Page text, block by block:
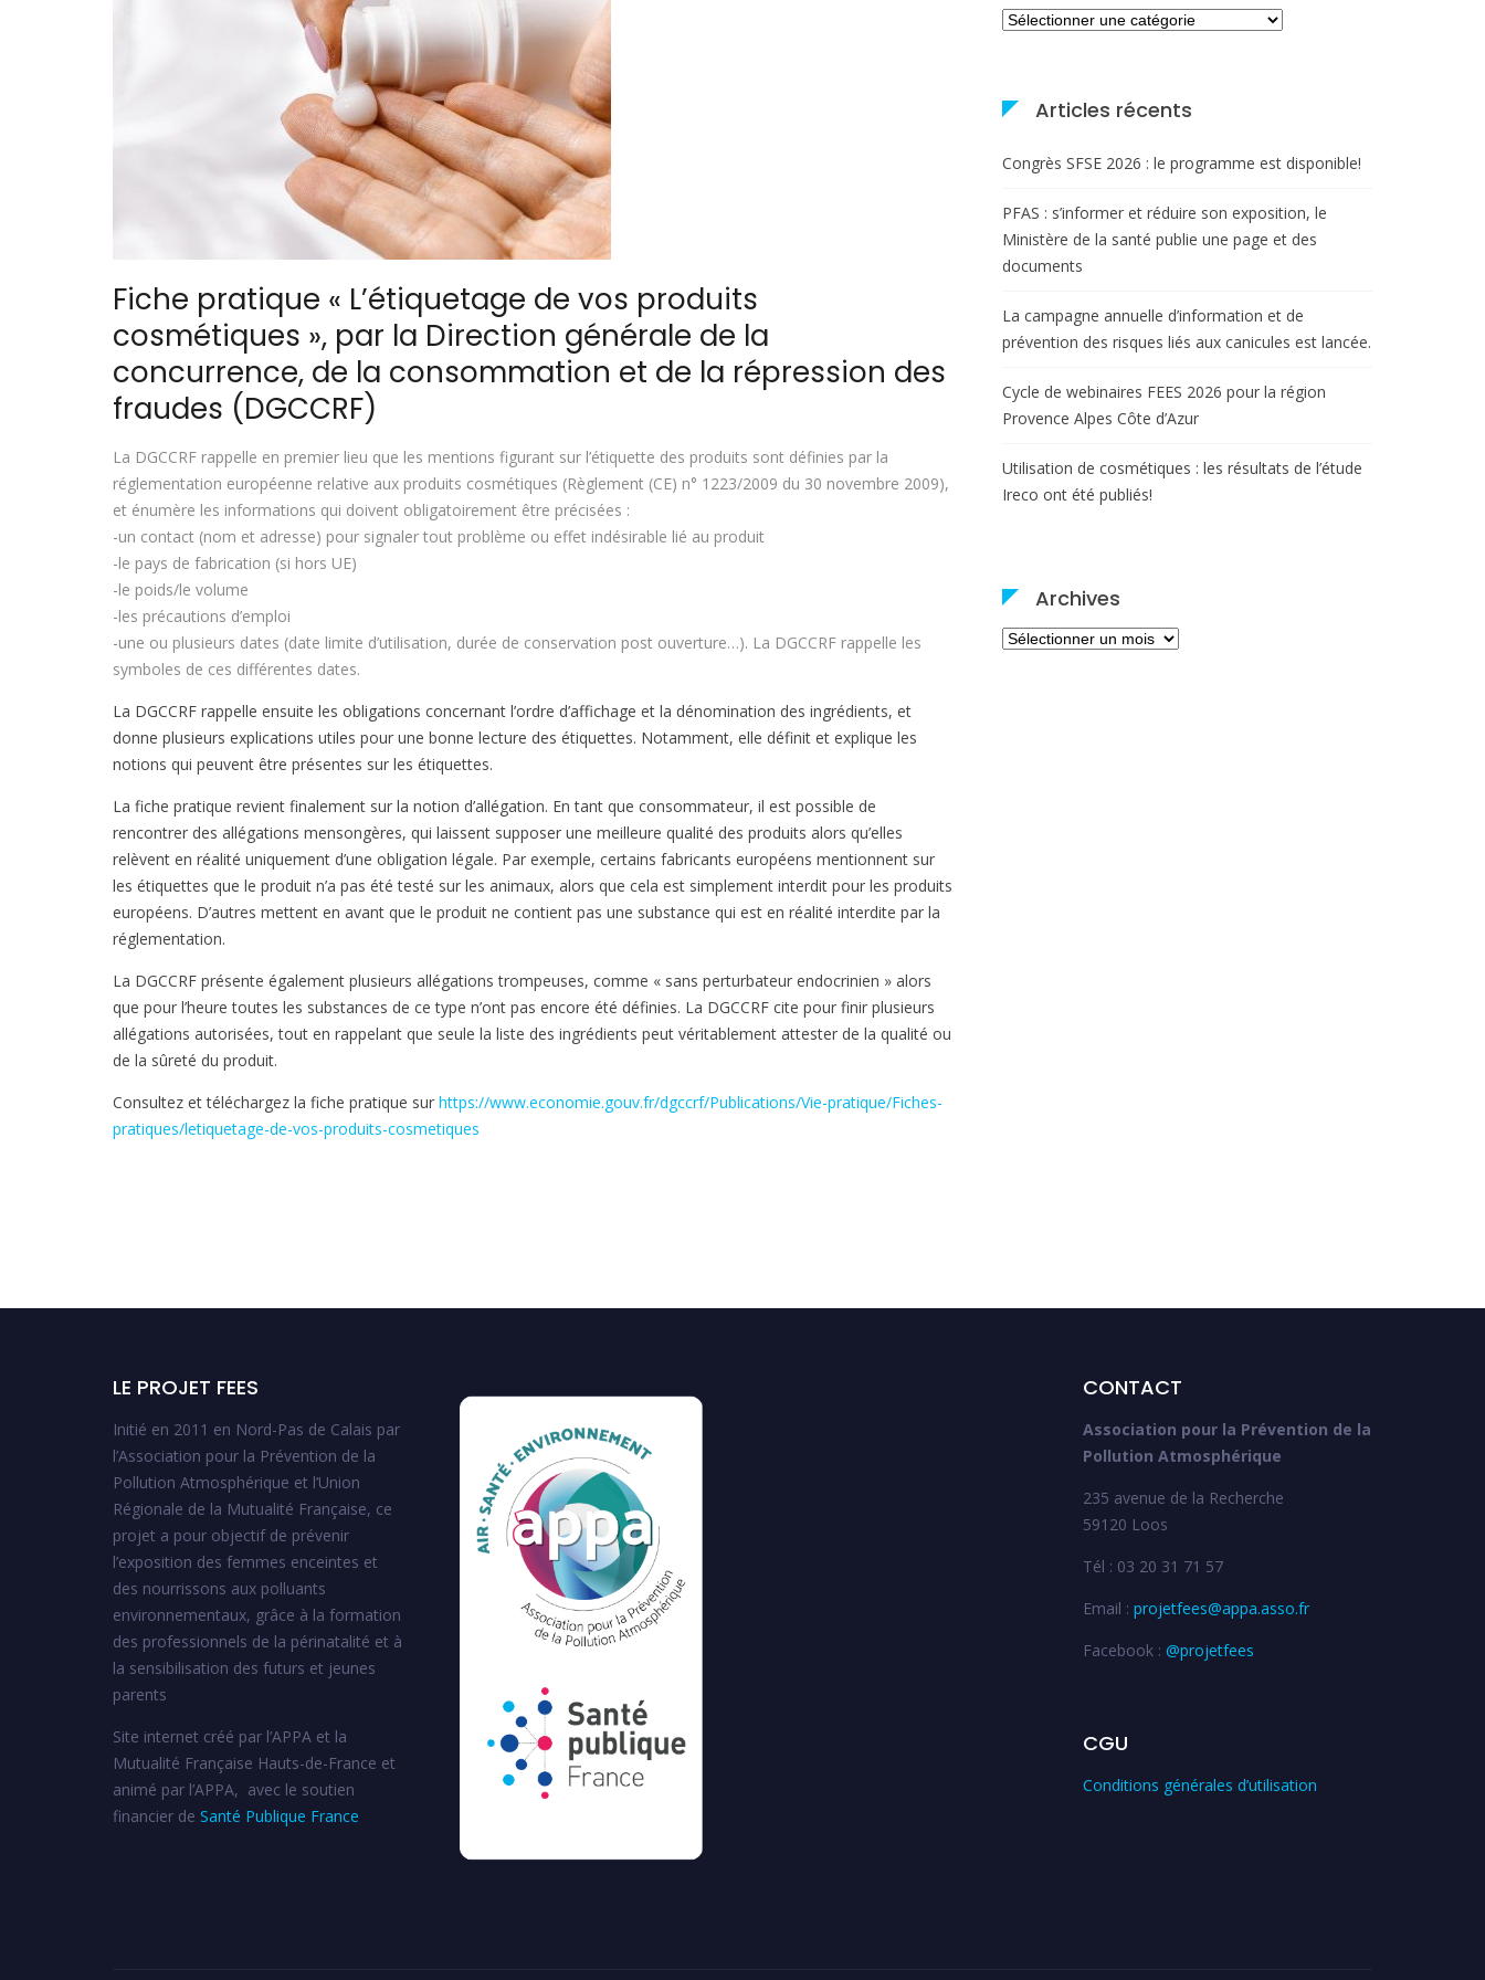
Fiche pratique « L’étiquetage de vos produits
cosmétiques », par la Direction générale de la
concurrence, de la consommation et de la répression des
fraudes (DGCCRF)
La DGCCRF rappelle en premier lieu que les mentions figurant sur l’étiquette des produits sont définies par la
réglementation européenne relative aux produits cosmétiques (Règlement (CE) n° 1223/2009 du 30 novembre 2009),
et énumère les informations qui doivent obligatoirement être précisées :
-un contact (nom et adresse) pour signaler tout problème ou effet indésirable lié au produit
-le pays de fabrication (si hors UE)
-le poids/le volume
-les précautions d’emploi
-une ou plusieurs dates (date limite d’utilisation, durée de conservation post ouverture…). La DGCCRF rappelle les
symboles de ces différentes dates.
La DGCCRF rappelle ensuite les obligations concernant l’ordre d’affichage et la dénomination des ingrédients, et
donne plusieurs explications utiles pour une bonne lecture des étiquettes. Notamment, elle définit et explique les
notions qui peuvent être présentes sur les étiquettes.
La fiche pratique revient finalement sur la notion d’allégation. En tant que consommateur, il est possible de
rencontrer des allégations mensongères, qui laissent supposer une meilleure qualité des produits alors qu’elles
relèvent en réalité uniquement d’une obligation légale. Par exemple, certains fabricants européens mentionnent sur
les étiquettes que le produit n’a pas été testé sur les animaux, alors que cela est simplement interdit pour les produits
européens. D’autres mettent en avant que le produit ne contient pas une substance qui est en réalité interdite par la
réglementation.
La DGCCRF présente également plusieurs allégations trompeuses, comme « sans perturbateur endocrinien » alors
que pour l’heure toutes les substances de ce type n’ont pas encore été définies. La DGCCRF cite pour finir plusieurs
allégations autorisées, tout en rappelant que seule la liste des ingrédients peut véritablement attester de la qualité ou
de la sûreté du produit.
Consultez et téléchargez la fiche pratique sur https://www.economie.gouv.fr/dgccrf/Publications/Vie-pratique/Fiches-
pratiques/letiquetage-de-vos-produits-cosmetiques
Catégories
Articles récents
Congrès SFSE 2026 : le programme est disponible!
PFAS : s’informer et réduire son exposition, le
Ministère de la santé publie une page et des
documents
La campagne annuelle d’information et de
prévention des risques liés aux canicules est lancée.
Cycle de webinaires FEES 2026 pour la région
Provence Alpes Côte d’Azur
Utilisation de cosmétiques : les résultats de l’étude
Ireco ont été publiés!
Archives
Archives
LE PROJET FEES
Initié en 2011 en Nord-Pas de Calais par
l’Association pour la Prévention de la
Pollution Atmosphérique et l’Union
Régionale de la Mutualité Française, ce
projet a pour objectif de prévenir
l’exposition des femmes enceintes et
des nourrissons aux polluants
environnementaux, grâce à la formation
des professionnels de la périnatalité et à
la sensibilisation des futurs et jeunes
parents
Site internet créé par l’APPA et la
Mutualité Française Hauts-de-France et
animé par l’APPA, avec le soutien
financier de Santé Publique France
CONTACT
Association pour la Prévention de la
Pollution Atmosphérique
235 avenue de la Recherche
59120 Loos
Tél : 03 20 31 71 57
Email : projetfees@appa.asso.fr
Facebook : @projetfees
CGU
Conditions générales d’utilisation